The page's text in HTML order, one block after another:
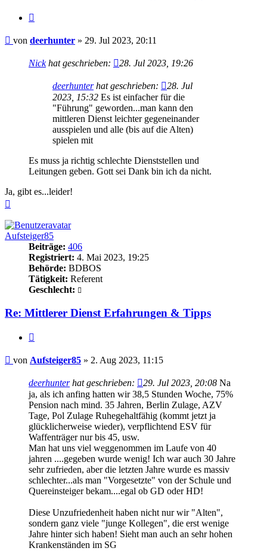
Beitrag
von deerhunter » 29. Jul 2023, 20:11
Nickhat geschrieben: 28. Jul 2023, 19:26
deerhunterhat geschrieben:
28. Jul
2023, 15:32 Es ist einfacher für die
"Führung" geworden...man kann den
mittleren Dienst leichter gegeneinander
ausspielen und alle (bis auf die Alten)
spielen mit
Es muss ja richtig schlechte Dienststellen und
Leitungen geben. Gott sei Dank bin ich da nicht.
Ja, gibt es...leider!
Aufsteiger85
Beiträge: 406
Registriert: 4. Mai 2023, 19:25
Behörde: BDBOS
Tätigkeit: Referent
Geschlecht:
Re: Mittlerer Dienst Erfahrungen & Tipps
Beitrag
von Aufsteiger85 » 2. Aug 2023, 11:15
deerhunterhat geschrieben: 29. Jul 2023, 20:08 Na
ja, als ich anfing hatten wir 38,5 Stunden Woche, 75%
Pension nach mind. 35 Jahren, Berlin Zulage, AZV
Tage, Pol Zulage Ruhegehaltfähig (kommt jetzt ja
glücklicherweise wieder), verpflichtend ESV für
Waffenträger nur bis 45, usw.
Man hat uns viel weggenommen im Laufe von 40
jahren ....gegeben wurde wenig! Ich war auch 30 Jahre
sehr zufrieden, aber die letzten Jahre wurde es massiv
schlechter...als man "Vorgesetzte" von der Schule und
Quereinsteiger bekam....egal ob GD oder HD!
Diese Unzufriedenheit haben nicht nur wir "Alten",
sondern ganz viele "junge Kollegen", die erst wenige
Jahre hinter sich haben! Sieht man auch an sehr hohen
Krankenständen im SG